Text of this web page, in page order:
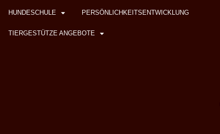
HUNDESCHULE PERSÖNLICHKEITSENTWICKLUNG
TIERGESTÜTZE ANGEBOTE